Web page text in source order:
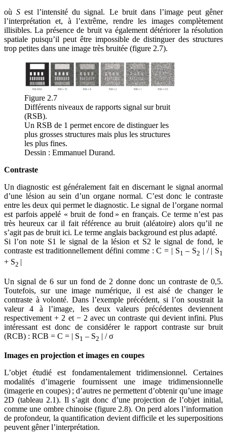
oùS est l’intensité du signal. Le bruit dans l’image peut gêner
l’interprétation et, à l’extrême, rendre les images complètement
illisibles. La présence de bruit va également détériorer la résolution
spatiale puisqu’il peut être impossible de distinguer des structures
trop petites dans une image très bruitée (figure 2.7).
Figure 2.7
Différents niveaux de rapports signal sur bruit
(RSB).
Un RSB de 1 permet encore de distinguer les
plus grosses structures mais plus les structures
les plus fines.
Dessin : Emmanuel Durand.
Contraste
Un diagnostic est généralement fait en discernant le signal anormal
d’une lésion au sein d’un organe normal. C’est donc le contraste
entre les deux qui permet le diagnostic. Le signal de l’organe normal
est parfois appelé « bruit de fond » en français. Ce terme n’est pas
très heureux car il fait référence au bruit (aléatoire) alors qu’il ne
s’agit pas de bruit ici. Le terme anglais background est plus adapté.
Si l’on note S1 le signal de la lésion et S2 le signal de fond, le
contraste est traditionnellement défini comme : C = | S1 – S2 | / | S1
+ S2 |
Un signal de 6 sur un fond de 2 donne donc un contraste de 0,5.
Toutefois, sur une image numérique, il est aisé de changer le
contraste à volonté. Dans l’exemple précédent, si l’on soustrait la
valeur 4 à l’image, les deux valeurs précédentes deviennent
respectivement + 2 et − 2 avec un contraste qui devient infini. Plus
intéressant est donc de considérer le rapport contraste sur bruit
(RCB) : RCB = C = | S1 – S2 | / σ
Images en projection et images en coupes
L’objet étudié est fondamentalement tridimensionnel. Certaines
modalités d’imagerie fournissent une image tridimensionnelle
(imagerie en coupes) ; d’autres ne permettent d’obtenir qu’une image
2D (tableau 2.1). Il s’agit donc d’une projection de l’objet initial,
comme une ombre chinoise (figure 2.8). On perd alors l’information
de profondeur, la quantification devient difficile et les superpositions
peuvent gêner l’interprétation.